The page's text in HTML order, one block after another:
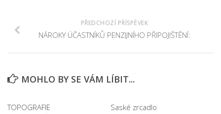
PŘEDCHOZÍ PŘÍSPĚVEK
NÁROKY ÚČASTNÍKŮ PENZIJNÍHO PŘIPOJIŠTĚNÍ:
MOHLO BY SE VÁM LÍBIT...
TOPOGRAFIE
Saské zrcadlo